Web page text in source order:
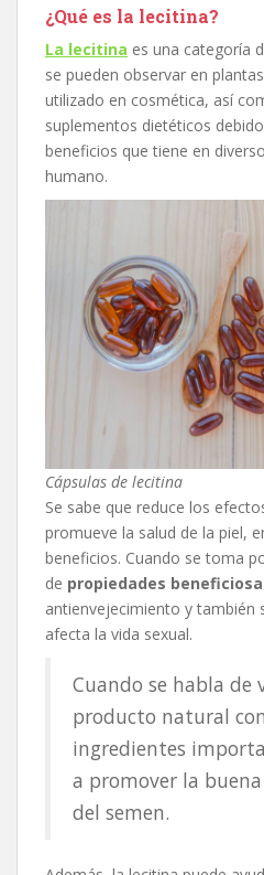
¿Qué es la lecitina?
La lecitina es una categoría
se pueden observar en
utilizado en cosmética, así
suplementos dietéticos
beneficios que tiene en
humano.
Cápsulas de lecitina
Se sabe que reduce los
promueve la salud de la piel,
beneficios. Cuando se toma
de propiedades
antienvejecimiento y también
afecta la vida sexual.
Cuando se habla de
producto natural
ingredientes
a promover la
del semen.